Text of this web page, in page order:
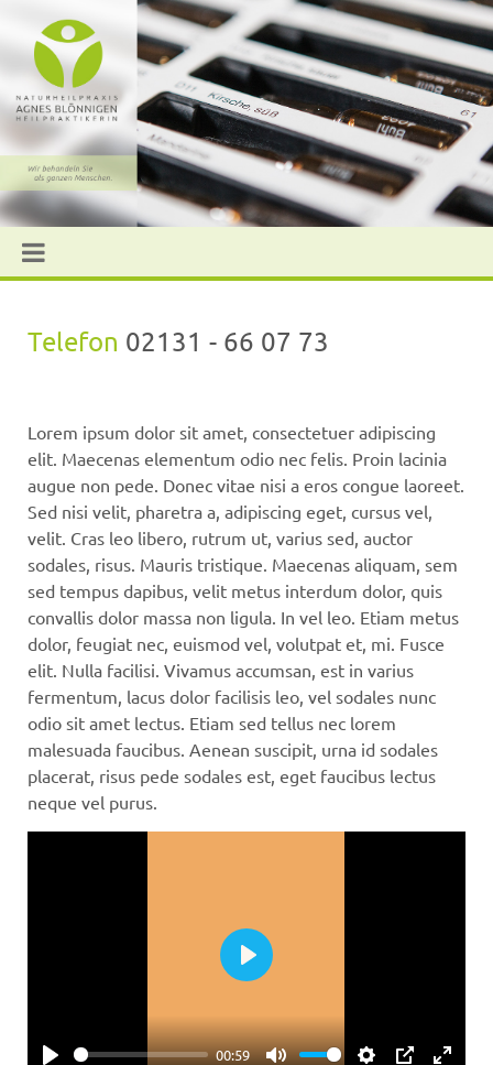
Telefon 02131 - 66 07 73
Lorem ipsum dolor sit amet, consectetuer adipiscing
elit. Maecenas elementum odio nec felis. Proin lacinia
augue non pede. Donec vitae nisi a eros congue laoreet.
Sed nisi velit, pharetra a, adipiscing eget, cursus vel,
velit. Cras leo libero, rutrum ut, varius sed, auctor
sodales, risus. Mauris tristique. Maecenas aliquam, sem
sed tempus dapibus, velit metus interdum dolor, quis
convallis dolor massa non ligula. In vel leo. Etiam metus
dolor, feugiat nec, euismod vel, volutpat et, mi. Fusce
elit. Nulla facilisi. Vivamus accumsan, est in varius
fermentum, lacus dolor facilisis leo, vel sodales nunc
odio sit amet lectus. Etiam sed tellus nec lorem
malesuada faucibus. Aenean suscipit, urna id sodales
placerat, risus pede sodales est, eget faucibus lectus
neque vel purus.
00:59
Play